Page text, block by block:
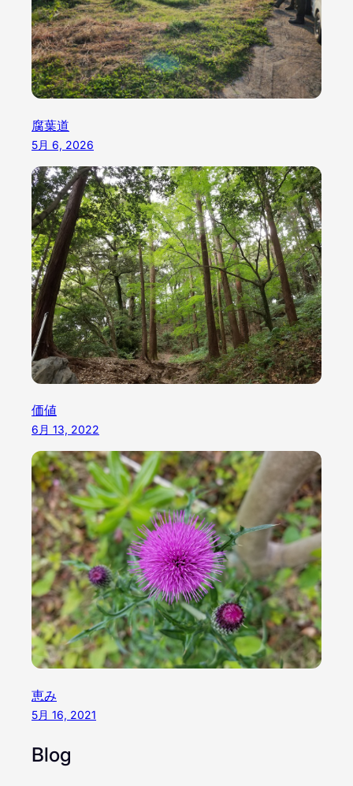
腐葉道
5月 6, 2026
価値
6月 13, 2022
恵み
5月 16, 2021
Blog